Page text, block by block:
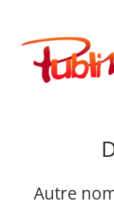
contenu
Publimath
Autre